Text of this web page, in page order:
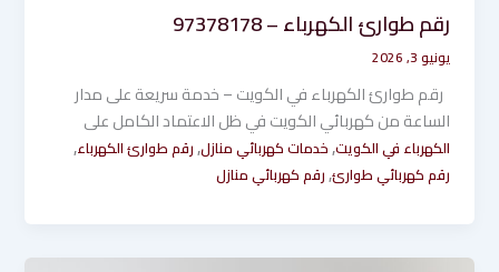
رقم طوارئ الكهرباء – 97378178
يونيو 3, 2026
رقم طوارئ الكهرباء في الكويت – خدمة سريعة على مدار
الساعة من كهربائي الكويت في ظل الاعتماد الكامل على
الكهرباء في الكويت,خدمات كهربائي منازل,رقم طوارئ الكهرباء,
رقم كهربائي طوارئ,رقم كهربائي منازل